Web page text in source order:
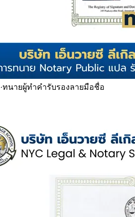
·ทนายผู้ทำคำรับรองลายมือชื่อ